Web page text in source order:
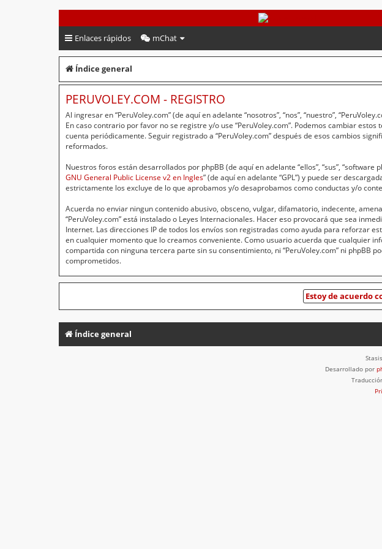
PeruVoley.com
Enlaces rápidos mChat
Índice general
PERUVOLEY.COM - REGISTRO
Al ingresar en “PeruVoley.com” (de aquí en adelante “nosotros”, “nos”, “nuestro”,
En caso contrario por favor no se registre y/o use “PeruVoley.com”. Podemos cambiar
cuenta periódicamente. Seguir registrado a “PeruVoley.com” después de esos cambios
reformados.
Nuestros foros están desarrollados por phpBB (de aquí en adelante “ellos”, “sus”, “software
GNU General Public License v2 en Ingles” (de aquí en adelante “GPL”) y puede ser
estrictamente los excluye de lo que aprobamos y/o desaprobamos como conductas y/o
Acuerda no enviar ningun contenido abusivo, obsceno, vulgar, difamatorio, indecente,
“PeruVoley.com” está instalado o Leyes Internacionales. Hacer eso provocará que sea
Internet. Las direcciones IP de todos los envíos son registradas como ayuda para reforzar
en cualquier momento que lo creamos conveniente. Como usuario acuerda que cualquier
compartida con ninguna tercera parte sin su consentimiento, ni “PeruVoley.com” ni
comprometidos.
Índice general
Desarrollado por